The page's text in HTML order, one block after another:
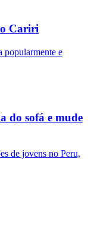
Cariri
popularmente e
do sofá e mude
de jovens no Peru,